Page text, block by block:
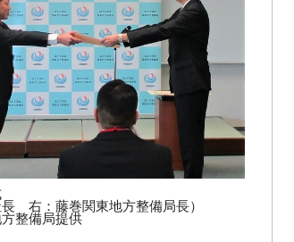
長 右：藤巻関東地方整備局長）
整備局提供